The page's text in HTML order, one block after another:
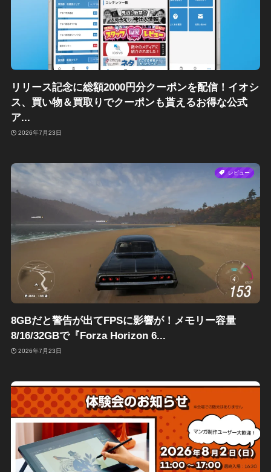
リリース記念に総額2000円分クーポンを配信！イオシ
ス、買い物＆買取りでクーポンも貰えるお得な公式
ア...
2026年7月23日
レビュー
8GBだと警告が出てFPSに影響が！メモリー容量
8/16/32GBで『Forza Horizon 6...
2026年7月23日